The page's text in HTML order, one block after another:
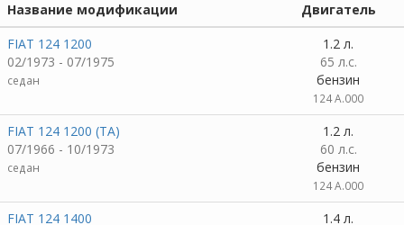
Название модификации
Двигатель
FIAT 124 1200
02/1973 - 07/1975
седан
1.2 л.
65 л.с.
бензин
124 A.000
FIAT 124 1200 (TA)
07/1966 - 10/1973
седан
1.2 л.
60 л.с.
бензин
124 A.000
FIAT 124 1400
1.4 л.